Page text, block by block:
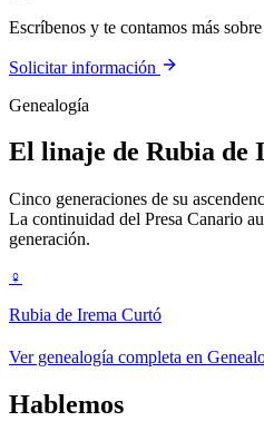
Escríbenos y te contamos más
Solicitar información
Genealogía
El linaje de Rubia de
Cinco generaciones de su
La continuidad del Presa Canario
generación.
♀
Rubia de Irema Curtó
Ver genealogía completa en
Hablemos